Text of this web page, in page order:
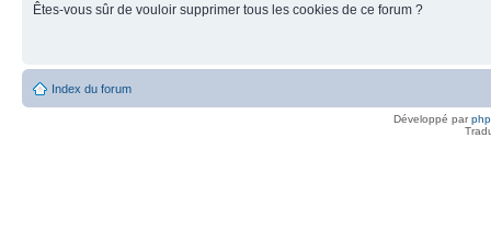
Êtes-vous sûr de vouloir supprimer tous les cookies de ce forum ?
Index du forum
Développé par